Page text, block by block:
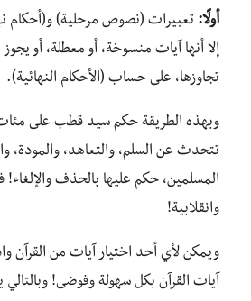
أولًا: تعبيرات (نصوص مرحلية) و(أحكام
إلا أنها آيات منسوخة، أو معطلة، أو يجوز
تجاوزها، على حساب (الأحكام النهائية).
وبهذه الطريقة حكم سيد قطب على مئات
تتحدث عن السلم، والتعاهد، والمودة،
المسلمين، حكم عليها بالحذف
وانقلابية!
ويمكن لأي أحد اختيار آيات من القرآن
آيات القرآن بكل سهولة وفوضى! وبالتالي